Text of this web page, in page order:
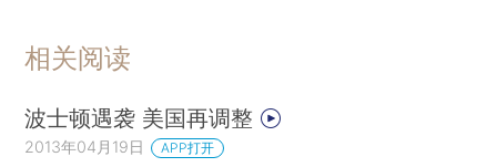
相关阅读
波士顿遇袭 美国再调整
2013年04月19日 APP打开